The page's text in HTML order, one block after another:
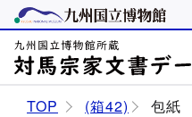
TOP (箱42) 包紙